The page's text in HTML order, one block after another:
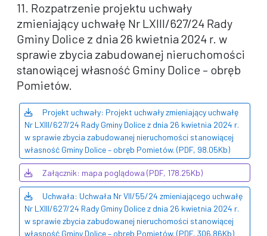
11. Rozpatrzenie projektu uchwały
zmieniający uchwałę Nr LXIII/627/24 Rady
Gminy Dolice z dnia 26 kwietnia 2024 r. w
sprawie zbycia zabudowanej nieruchomości
stanowiącej własność Gminy Dolice – obręb
Pomietów.
Projekt uchwały: Projekt uchwały zmieniający uchwałę
Nr LXIII/627/24 Rady Gminy Dolice z dnia 26 kwietnia 2024 r.
w sprawie zbycia zabudowanej nieruchomości stanowiącej
własność Gminy Dolice – obręb Pomietów. (PDF, 98.05Kb)
Załącznik: mapa poglądowa (PDF, 178.25Kb)
Uchwała: Uchwała Nr VII/55/24 zmieniającego uchwałę
Nr LXIII/627/24 Rady Gminy Dolice z dnia 26 kwietnia 2024 r.
w sprawie zbycia zabudowanej nieruchomości stanowiącej
własność Gminy Dolice – obręb Pomietów. (PDF, 306.86Kb)